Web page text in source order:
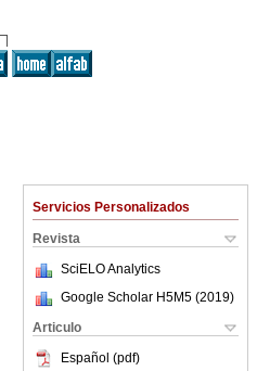
Servicios Personalizados
Revista
SciELO Analytics
Google Scholar H5M5 (2019)
Articulo
Español (pdf)